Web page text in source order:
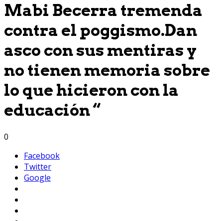
Mabi Becerra tremenda
contra el poggismo.Dan
asco con sus mentiras y
no tienen memoria sobre
lo que hicieron con la
educación “
0
Facebook
Twitter
Google